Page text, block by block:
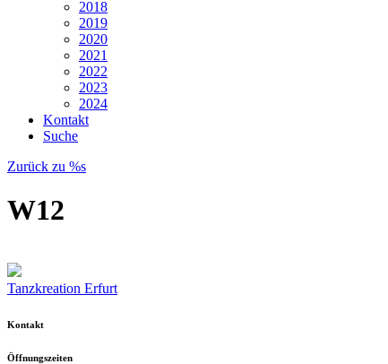
2018
2019
2020
2021
2022
2023
2024
Kontakt
Suche
Zurück zu %s
W12
Tanzkreation Erfurt
Kontakt
Öffnungszeiten